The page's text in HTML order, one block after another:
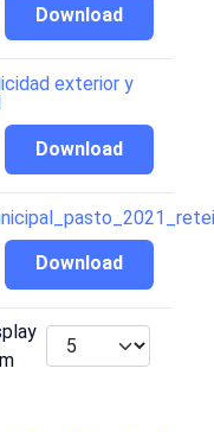
Download
exterior y
Download
Download